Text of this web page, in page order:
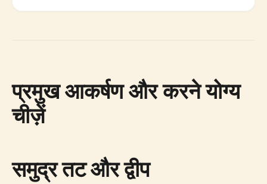
प्रमुख आकर्षण और करने योग्य
चीज़ें
समुद्र तट और द्वीप